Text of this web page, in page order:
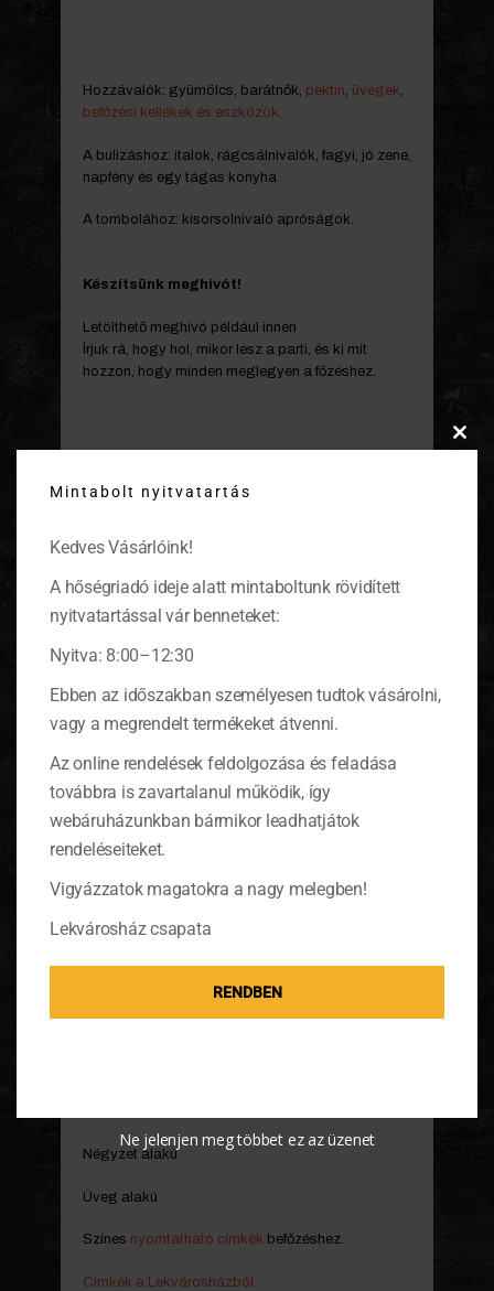
Hozzávalók: gyümölcs, barátnők, pektin, üvegek,
befőzési kellékek és eszközök,
A bulizáshoz: italok, rágcsálnivalók, fagyi, jó zene,
napfény és egy tágas konyha
A tombolához: kisorsolnivaló apróságok.
Készítsünk meghívót!
Letölthető meghívó például innen
Írjuk rá, hogy hol, mikor lesz a parti, és ki mit
hozzon, hogy minden meglegyen a főzéshez.
A legszerencsésebb, ha valamelyikünk kertjében
piacról is, de a bulit már a gyümölcsszedéssel
gyümölcsösbe aSzedd magad! akció keretében. Itt
a legjobb minőségű gyümölcsöket szerezhetjük
hogy mindenki maga hozza a gyümölcsöt és a
meg például az barackdzsemet. Ez után össze
lehet hasonlítani, hogy kié lett a legfinomabb.
Díszítsük fel az üvegeket együtt!
Négyzet alakú
Üveg alakú
Színes nyomtatható címkék befőzéshez.
Címkék a Lekvárosházból.
Mintabolt nyitvatartás
Kedves Vásárlóink!
A hőségriadó ideje alatt mintaboltunk rövidített
nyitvatartással vár benneteket:
Nyitva: 8:00–12:30
Ebben az időszakban személyesen tudtok vásárolni,
vagy a megrendelt termékeket átvenni.
Az online rendelések feldolgozása és feladása
továbbra is zavartalanul működik, így
webáruházunkban bármikor leadhatjátok
rendeléseiteket.
Vigyázzatok magatokra a nagy melegben!
Lekvárosház csapata
RENDBEN
Ne jelenjen meg többet ez az üzenet